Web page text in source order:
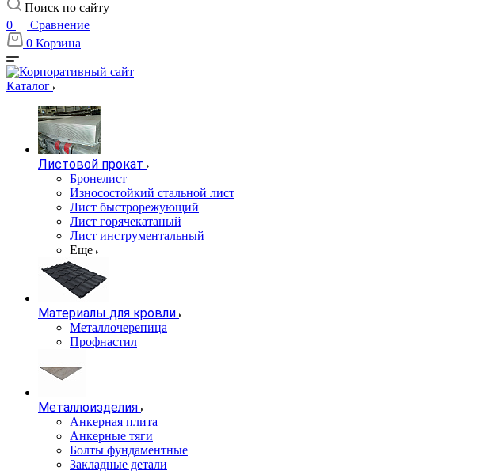
Поиск по сайту
0
Сравнение
0 Корзина
Каталог
Листовой прокат
Бронелист
Износостойкий стальной лист
Лист быстрорежующий
Лист горячекатаный
Лист инструментальный
Еще
Материалы для кровли
Металлочерепица
Профнастил
Металлоизделия
Анкерная плита
Анкерные тяги
Болты фундаментные
Закладные детали